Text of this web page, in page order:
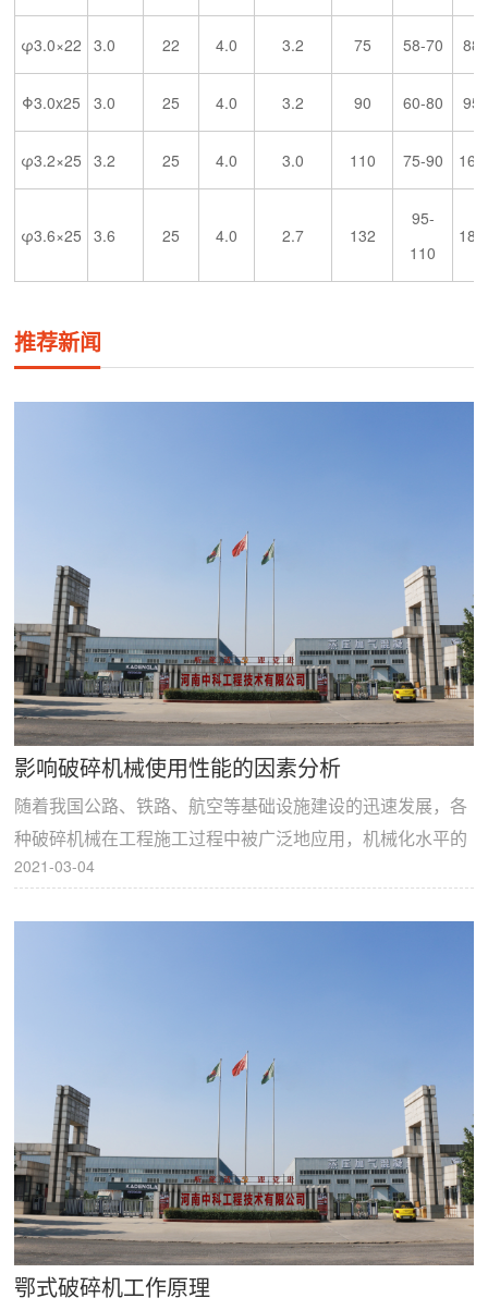
φ3.0×22 3.0 22 4.0 3.2 75 58-70
Φ3.0x25 3.0 25 4.0 3.2 90 60-80
φ3.2×25 3.2 25 4.0 3.0 110 75-90
φ3.6×25 3.6 25 4.0 2.7 132
95-
110
推荐新闻
影响破碎机械使用性能的因素分析
随着我国公路、铁路、航空等基础设施建设的迅速发展，各
种破碎机械在工程施工过程中被广泛地应用，机械化水平的
不断提高，大大提高了工程施工进度和施工质量。在破碎...
2021-03-04
鄂式破碎机工作原理